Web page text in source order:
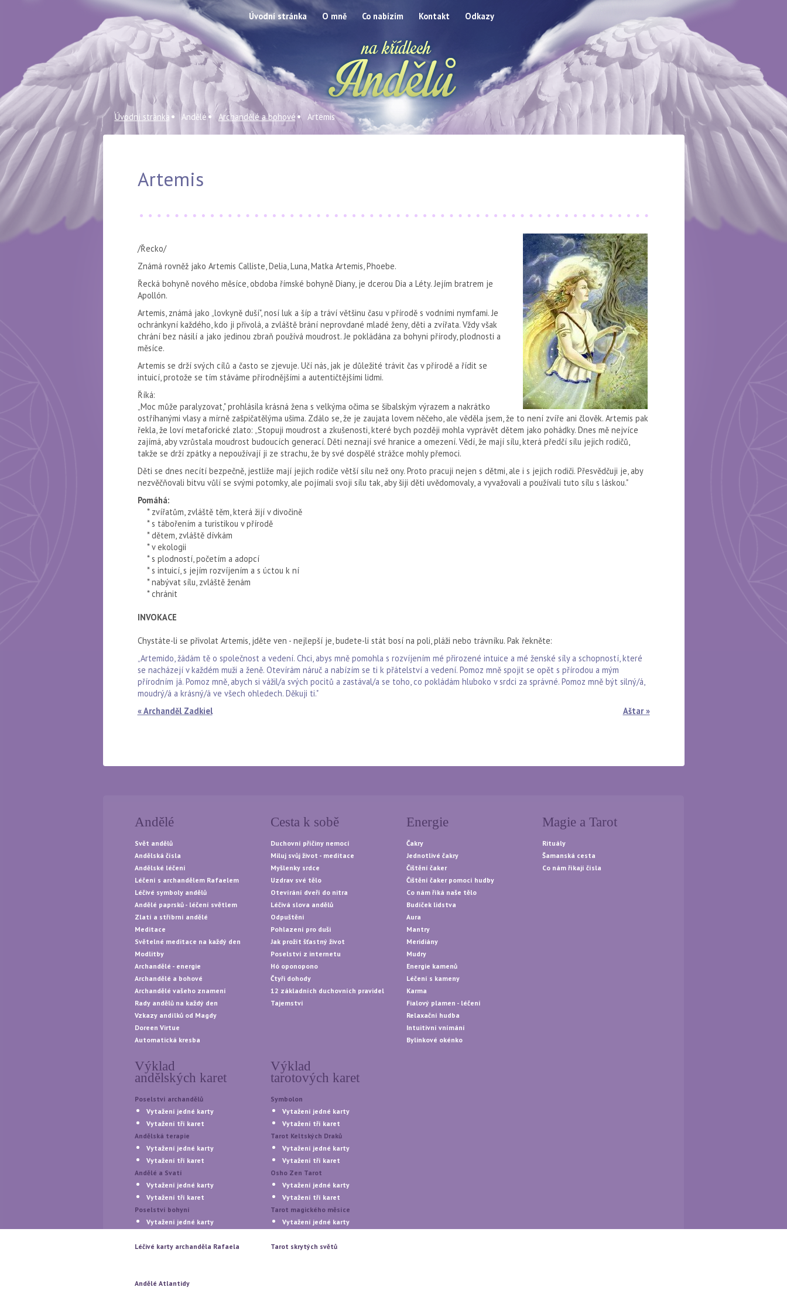
Úvodní stránka O mně Co nabízím Kontakt Odkazy
Úvodní stránka Andělé Archandělé a bohové Artemis
Artemis
/Řecko/
Známá rovněž jako Artemis Calliste, Delia, Luna, Matka Artemis, Phoebe.
Řecká bohyně nového měsíce, obdoba římské bohyně Diany, je dcerou Dia a Léty. Jejím bratrem je
Apollón.
Artemis, známá jako „lovkyně duší", nosí luk a šíp a tráví vět­šinu času v přírodě s vodními nymfami. Je
ochránkyní každého, kdo ji přivolá, a zvláště brání neprovdané mladé ženy, děti a zví­řata. Vždy však
chrání bez násilí a jako jedinou zbraň používá moudrost. Je pokládána za bohyni přírody, plodnosti a
měsíce.
Artemis se drží svých cílů a často se zjevuje. Učí nás, jak je dů­ležité trávit čas v přírodě a řídit se
intuicí, protože se tím stává­me přírodnějšími a autentičtějšími lidmi.
Říká:
„Moc může paralyzovat," prohlásila krásná žena s velkýma oči­ma se šibalským výrazem a nakrátko
ostříhanými vlasy a mírně zašpičatělýma ušima. Zdálo se, že je zaujata lovem něčeho, ale věděla jsem, že to není zvíře ani člověk. Artemis pak
řekla, že loví metaforické zlato: „Stopuji moudrost a zkušenosti, které bych později mohla vyprávět dětem jako pohádky. Dnes mě nejvíce
zajímá, aby vzrůstala moudrost budoucích generací. Děti neznají své hranice a omezení. Vědí, že mají sílu, která předčí sílu jejich rodičů,
takže se drží zpátky a nepoužívají ji ze strachu, že by své dospělé strážce mohly pře­moci.
Děti se dnes necítí bezpečně, jestliže mají jejich rodiče větší sílu než ony. Proto pracuji nejen s dětmi, ale i s jejich rodiči. Přesvědčuji je, aby
nezvěčňovali bitvu vůlí se svými potomky, ale pojímali svoji sílu tak, aby šiji děti uvědomovaly, a vyvažovali a používali tuto sílu s láskou."
Pomáhá:
* zvířatům, zvláště těm, která žijí v divočině
* s tábořením a turistikou v přírodě
* dětem, zvláště dívkám
* v ekologii
* s plodností, početím a adopcí
* s intuicí, s jejím rozvíjením a s úctou k ní
* nabývat sílu, zvláště ženám
* chránit
INVOKACE
Chystáte-li se přivolat Artemis, jděte ven - nejlepší je, budete-li stát bosí na poli, pláži nebo trávníku. Pak řekněte:
„Artemido, žádám tě o společnost a vedení. Chci, abys mně pomoh­la s rozvíjením mé přirozené intuice a mé ženské síly a schopností, které
se nacházejí v každém muži a ženě. Otevírám náruč a nabí­zím se ti k přátelství a vedení. Pomoz mně spojit se opět s přírodou a mým
přírodním já. Pomoz mně, abych si vážil/a svých pocitů a zastával/a se toho, co pokládám hluboko v srdci za správné. Pomoz mně být silný/á,
moudrý/á a krásný/á ve všech ohledech. Děkuji ti."
« Archanděl Zadkiel
Aštar »
Andělé
Svět andělů
Andělská čísla
Andělské léčení
Léčení s archandělem Rafaelem
Léčivé symboly andělů
Andělé paprsků - léčení světlem
Zlatí a stříbrní andělé
Meditace
Světelné meditace na každý den
Modlitby
Archandělé - energie
Archandělé a bohové
Archandělé vašeho znamení
Rady andělů na každý den
Vzkazy andílků od Magdy
Doreen Virtue
Automatická kresba
Cesta k sobě
Duchovní příčiny nemocí
Miluj svůj život - meditace
Myšlenky srdce
Uzdrav své tělo
Otevírání dveří do nitra
Léčivá slova andělů
Odpuštění
Pohlazení pro duši
Jak prožít šťastný život
Poselství z internetu
Hó oponopono
Čtyři dohody
12 základních duchovních pravidel
Tajemství
Energie
Čakry
Jednotlivé čakry
Čištění čaker
Čištění čaker pomocí hudby
Co nám říká naše tělo
Budíček lidstva
Aura
Mantry
Meridiány
Mudry
Energie kamenů
Léčení s kameny
Karma
Fialový plamen - léčení
Relaxační hudba
Intuitivní vnímání
Bylinkové okénko
Magie a Tarot
Rituály
Šamanská cesta
Co nám říkají čísla
Výklad
andělských karet
Poselství archandělů
Vytažení jedné karty
Vytažení tří karet
Andělská terapie
Vytažení jedné karty
Vytažení tří karet
Andělé a Svatí
Vytažení jedné karty
Vytažení tří karet
Poselství bohyní
Vytažení jedné karty
Léčivé karty archanděla Rafaela
Andělé Atlantidy
Výklad
tarotových karet
Symbolon
Vytažení jedné karty
Vytažení tří karet
Tarot Keltských Draků
Vytažení jedné karty
Vytažení tří karet
Osho Zen Tarot
Vytažení jedné karty
Vytažení tří karet
Tarot magického měsíce
Vytažení jedné karty
Tarot skrytých světů